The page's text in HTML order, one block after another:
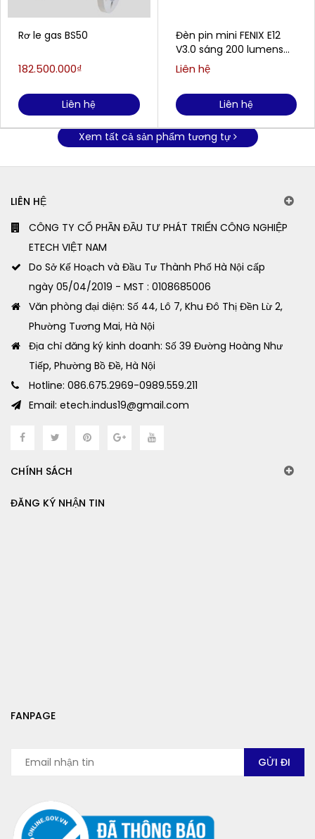
Rơ le gas BS50
182.500.000₫
Liên hệ
Đèn pin mini FENIX E12
V3.0 sáng 200 lumens
chiếu xa 78m
Liên hệ
Liên hệ
Xem tất cả sản phẩm tương tự
LIÊN HỆ
CÔNG TY CỔ PHẦN ĐẦU TƯ PHÁT TRIỂN CÔNG NGHIỆP
ETECH VIỆT NAM
Do Sở Kế Hoạch và Đầu Tư Thành Phố Hà Nội cấp
ngày 05/04/2019 - MST : 0108685006
Văn phòng đại diện: Số 44, Lô 7, Khu Đô Thị Đền Lừ 2,
Phường Tương Mai, Hà Nội
Địa chỉ đăng ký kinh doanh: Số 39 Đường Hoàng Như
Tiếp, Phường Bồ Đề, Hà Nội
Hotline: 086.675.2969-0989.559.211
Email: etech.indus19@gmail.com
CHÍNH SÁCH
ĐĂNG KÝ NHẬN TIN
FANPAGE